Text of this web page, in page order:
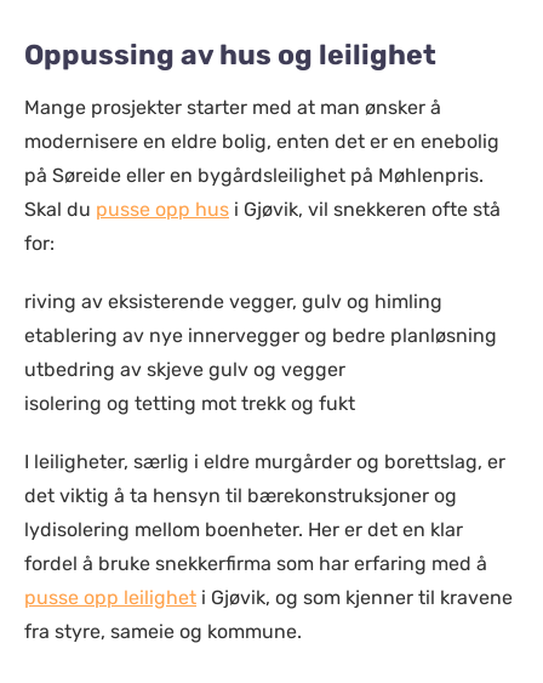
Oppussing av hus og leilighet
Mange prosjekter starter med at man ønsker å
modernisere en eldre bolig, enten det er en enebolig
på Søreide eller en bygårdsleilighet på Møhlenpris.
Skal du pusse opp hus i Gjøvik, vil snekkeren ofte stå
for:
riving av eksisterende vegger, gulv og himling
etablering av nye innervegger og bedre planløsning
utbedring av skjeve gulv og vegger
isolering og tetting mot trekk og fukt
I leiligheter, særlig i eldre murgårder og borettslag, er
det viktig å ta hensyn til bærekonstruksjoner og
lydisolering mellom boenheter. Her er det en klar
fordel å bruke snekkerfirma som har erfaring med å
pusse opp leilighet i Gjøvik, og som kjenner til kravene
fra styre, sameie og kommune.